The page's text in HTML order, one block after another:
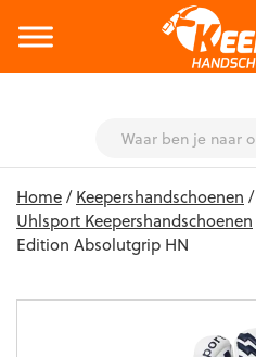
content
Home/Keepershandschoenen /
Uhlsport Keepershandschoenen
Edition Absolutgrip HN